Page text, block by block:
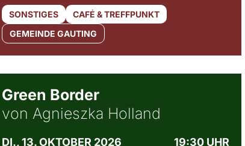
SONSTIGES
CAFÉ & TREFFPUNKT
GEMEINDE GAUTING
Green Border
von Agnieszka Holland
DI., 13. OKTOBER 2026
19:30 UHR